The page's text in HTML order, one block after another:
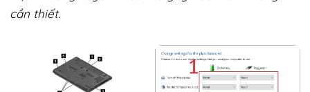
cần thiết.